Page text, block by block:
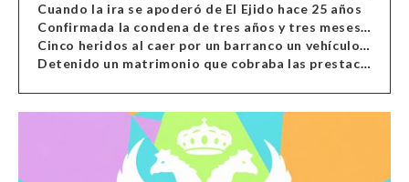
Cuando la ira se apoderó de El Ejido hace 25 años
Confirmada la condena de tres años y tres meses al hombre de Antas acusado de xenofobia
Cinco heridos al caer por un barranco un vehículo en Alcolea
Detenido un matrimonio que cobraba las prestaciones de ilegales en Almería, Granada, Málaga, Huelva y Murcia